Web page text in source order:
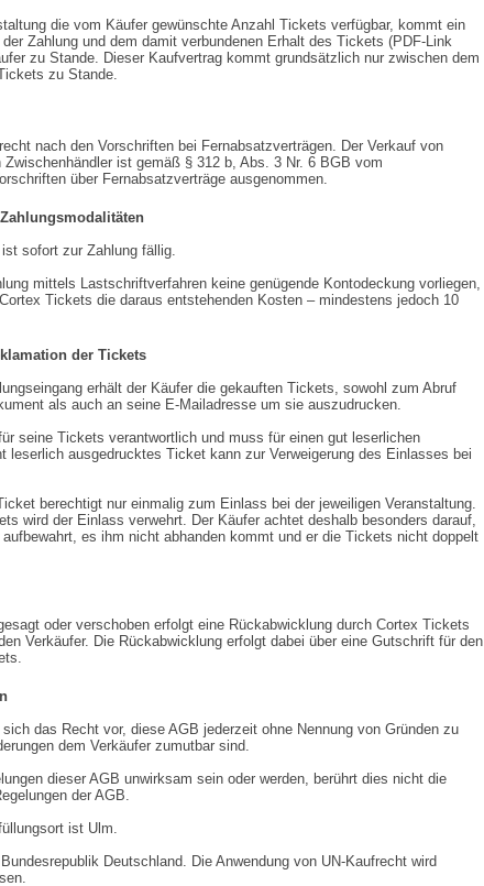
die vom Käufer gewünschte Anzahl Tickets verfügbar, kommt ein
Zahlung und dem damit verbundenen Erhalt des Tickets (PDF-Link
zu Stande. Dieser Kaufvertrag kommt grundsätzlich nur zwischen dem
zu Stande.
nach den Vorschriften bei Fernabsatzverträgen. Der Verkauf von
Zwischenhändler ist gemäß § 312 b, Abs. 3 Nr. 6 BGB vom
über Fernabsatzverträge ausgenommen.
sofort zur Zahlung fällig.
mittels Lastschriftverfahren keine genügende Kontodeckung vorliegen,
Tickets die daraus entstehenden Kosten – mindestens jedoch 10
der Tickets
erhält der Käufer die gekauften Tickets, sowohl zum Abruf
als auch an seine E-Mailadresse um sie auszudrucken.
seine Tickets verantwortlich und muss für einen gut leserlichen
leserlich ausgedrucktes Ticket kann zur Verweigerung des Einlasses bei
berechtigt nur einmalig zum Einlass bei der jeweiligen Veranstaltung.
wird der Einlass verwehrt. Der Käufer achtet deshalb besonders darauf,
es ihm nicht abhanden kommt und er die Tickets nicht doppelt
oder verschoben erfolgt eine Rückabwicklung durch Cortex Tickets
Verkäufer. Die Rückabwicklung erfolgt dabei über eine Gutschrift für den
das Recht vor, diese AGB jederzeit ohne Nennung von Gründen zu
dem Verkäufer zumutbar sind.
dieser AGB unwirksam sein oder werden, berührt dies nicht die
der AGB.
ist Ulm.
Deutschland. Die Anwendung von UN-Kaufrecht wird